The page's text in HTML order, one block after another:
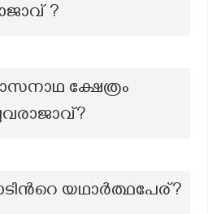
?
ക്ഷേത്രം
യഥാര്‍ത്ഥപേര്?